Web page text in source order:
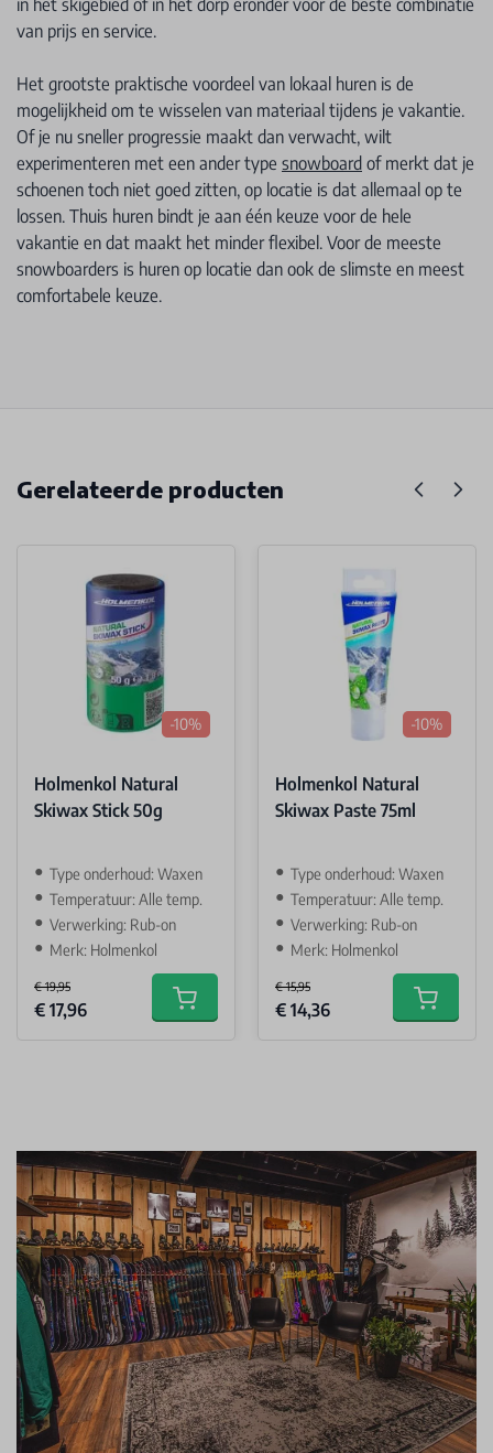
in het skigebied of in het dorp eronder voor de beste combinatie
van prijs en service.
Het grootste praktische voordeel van lokaal huren is de
mogelijkheid om te wisselen van materiaal tijdens je vakantie.
Of je nu sneller progressie maakt dan verwacht, wilt
experimenteren met een ander type snowboard of merkt dat je
schoenen toch niet goed zitten, op locatie is dat allemaal op te
lossen. Thuis huren bindt je aan één keuze voor de hele
vakantie en dat maakt het minder flexibel. Voor de meeste
snowboarders is huren op locatie dan ook de slimste en meest
comfortabele keuze.
Gerelateerde producten
-10%
Holmenkol Natural
Skiwax Stick 50g
Type onderhoud: Waxen
Temperatuur: Alle temp.
Verwerking: Rub-on
Merk: Holmenkol
€ 19,95
Special Price
€ 17,96 Add to cart
-10%
Holmenkol Natural
Skiwax Paste 75ml
Type onderhoud: Waxen
Temperatuur: Alle temp.
Verwerking: Rub-on
Merk: Holmenkol
€ 15,95
Special Price
€ 14,36 Add to